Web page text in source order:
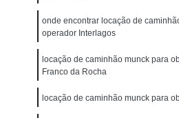
Remoção de Máquinas
Remoção de Máquinas Pesadas
Civil
Remoções de
Transporte de Máquina de
de Máquinas Dobradeiras
onde encontrar locação de
operador Interlagos
locação de caminhão munck para
Franco da Rocha
locação de caminhão munck para